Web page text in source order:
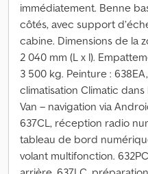
immédiatement. Benne
côtés, avec support
cabine. Dimensions de la
2 040 mm (L x l).
3 500 kg. Peinture :
climatisation Climatic
Van – navigation via
637CL, réception radio
tableau de bord
volant multifonction.